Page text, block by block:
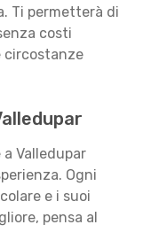
Ti permetterà di
costi
circostanze
Valledupar
Ogni
e i suoi
pensa al